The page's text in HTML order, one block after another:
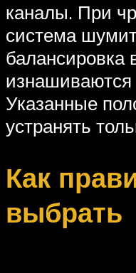
каналы. При
система
балансировка
Указанные
устранять
Как
выбрать